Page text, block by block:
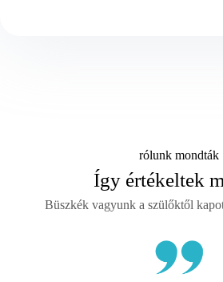
rólunk mondták
Így értékeltek
Büszkék vagyunk a szülőktől